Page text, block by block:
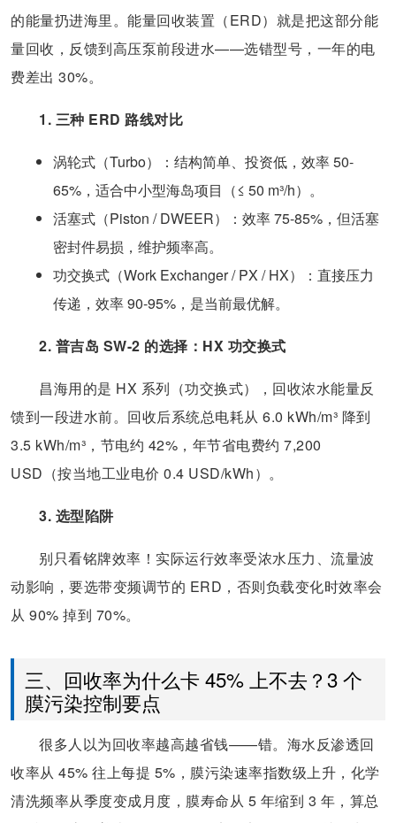
的能量扔进海里。能量回收装置（ERD）就是把这部分能
量回收，反馈到高压泵前段进水——选错型号，一年的电
费差出 30%。
1. 三种 ERD 路线对比
涡轮式（Turbo）：结构简单、投资低，效率 50-
65%，适合中小型海岛项目（≤ 50 m³/h）。
活塞式（Piston / DWEER）：效率 75-85%，但活塞
密封件易损，维护频率高。
功交换式（Work Exchanger / PX / HX）：直接压力
传递，效率 90-95%，是当前最优解。
2. 普吉岛 SW-2 的选择：HX 功交换式
昌海用的是 HX 系列（功交换式），回收浓水能量反
馈到一段进水前。回收后系统总电耗从 6.0 kWh/m³ 降到
3.5 kWh/m³，节电约 42%，年节省电费约 7,200
USD（按当地工业电价 0.4 USD/kWh）。
3. 选型陷阱
别只看铭牌效率！实际运行效率受浓水压力、流量波
动影响，要选带变频调节的 ERD，否则负载变化时效率会
从 90% 掉到 70%。
三、回收率为什么卡 45% 上不去？3 个
膜污染控制要点
很多人以为回收率越高越省钱——错。海水反渗透回
收率从 45% 往上每提 5%，膜污染速率指数级上升，化学
清洗频率从季度变成月度，膜寿命从 5 年缩到 3 年，算总